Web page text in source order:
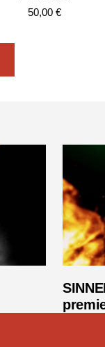
Angebotspreis
50,00 €